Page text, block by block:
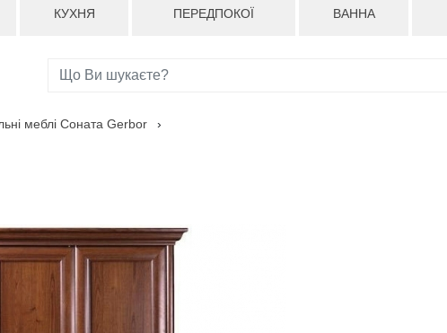
КУХНЯ ПЕРЕДПОКОЇ ВАННА
меблі Соната Gerbor ›